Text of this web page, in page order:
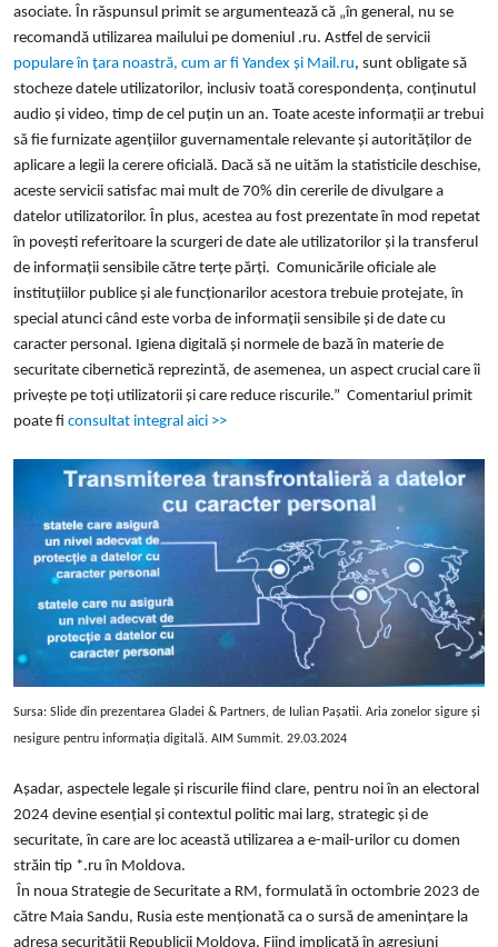
asociate. În răspunsul primit se argumentează că „în general, nu se
recomandă utilizarea mailului pe domeniul .ru. Astfel de servicii
populare în țara noastră, cum ar fi Yandex și Mail.ru, sunt obligate să
stocheze datele utilizatorilor, inclusiv toată corespondența, conținutul
audio și video, timp de cel puțin un an. Toate aceste informații ar trebui
să fie furnizate agențiilor guvernamentale relevante și autorităților de
aplicare a legii la cerere oficială. Dacă să ne uităm la statisticile deschise,
aceste servicii satisfac mai mult de 70% din cererile de divulgare a
datelor utilizatorilor. În plus, acestea au fost prezentate în mod repetat
în povești referitoare la scurgeri de date ale utilizatorilor și la transferul
de informații sensibile către terțe părți. Comunicările oficiale ale
instituțiilor publice și ale funcționarilor acestora trebuie protejate, în
special atunci când este vorba de informații sensibile și de date cu
caracter personal. Igiena digitală și normele de bază în materie de
securitate cibernetică reprezintă, de asemenea, un aspect crucial care îi
privește pe toți utilizatorii și care reduce riscurile.” Comentariul primit
poate fi consultat integral aici >>
Sursa: Slide din prezentarea Gladei & Partners, de Iulian Pașatii. Aria zonelor sigure și
nesigure pentru informația digitală. AIM Summit. 29.03.2024
Așadar, aspectele legale și riscurile fiind clare, pentru noi în an electoral
2024 devine esențial și contextul politic mai larg, strategic și de
securitate, în care are loc această utilizarea a e-mail-urilor cu domen
străin tip *.ru în Moldova.
În noua Strategie de Securitate a RM, formulată în octombrie 2023 de
către Maia Sandu, Rusia este menționată ca o sursă de amenințare la
adresa securității Republicii Moldova. Fiind implicată în agresiuni